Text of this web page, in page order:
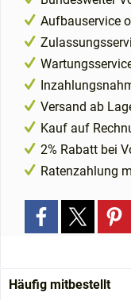
Aufbauservice
Versand ab
Kauf auf
2% Rabatt bei
Ratenzahlung
Häufig mitbestellt